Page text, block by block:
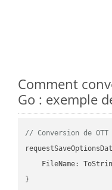
Comment
Go : exemple
// Conversion de OTT
FileName:
}